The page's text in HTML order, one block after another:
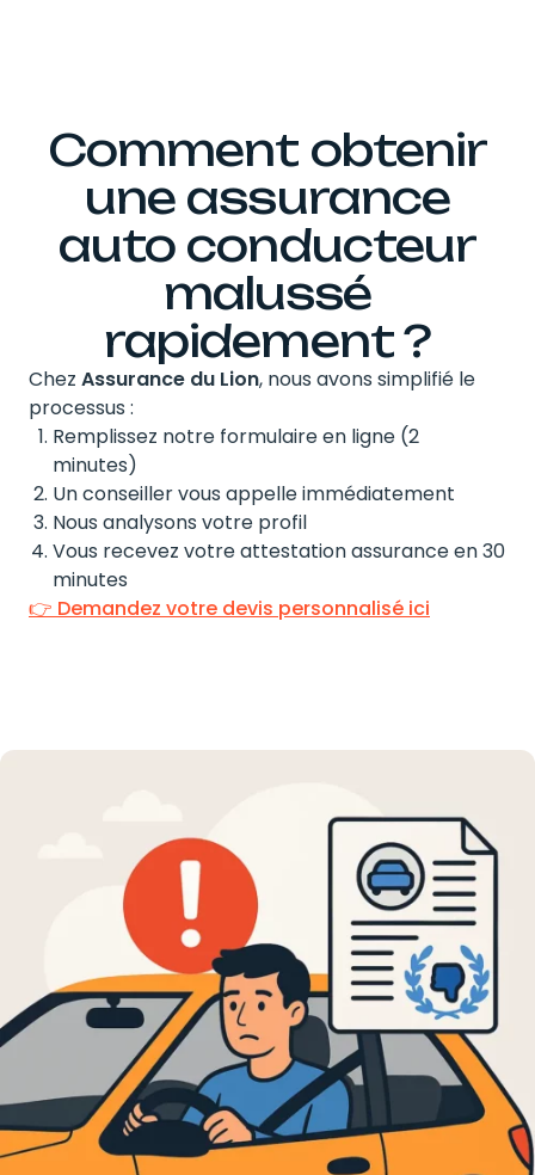
Comment obtenir
une assurance
auto conducteur
malussé
rapidement ?
Chez Assurance du Lion, nous avons simplifié le
processus :
Remplissez notre formulaire en ligne (2
minutes)
Un conseiller vous appelle immédiatement
Nous analysons votre profil
Vous recevez votre attestation assurance en 30
minutes
👉 Demandez votre devis personnalisé ici